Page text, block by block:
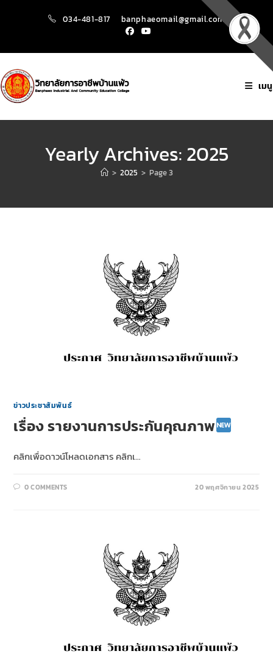
034-481-817 banphaeomail@gmail.com
เมนู
Yearly Archives: 2025
> 2025 > Page 3
ข่าวประชาสัมพันธ์
เรื่อง รายงานการประกันคุณภาพ
คลิกเพื่อดาวน์โหลดเอกสาร คลิกเ…
0 COMMENTS 20 พฤศจิกายน 2025